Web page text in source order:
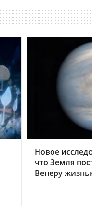
Новое
что Земля
Венеру